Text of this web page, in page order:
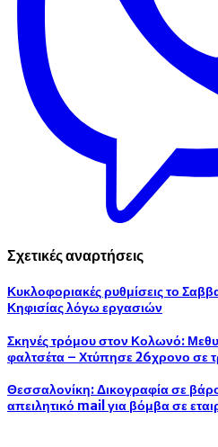
Σχετικές αναρτήσεις
Κυκλοφοριακές ρυθμίσεις το
Κηφισίας λόγω εργασιών
Σκηνές τρόμου στον Κολωνό:
φαλτσέτα – Χτύπησε 26χρονο σε
Θεσσαλονίκη: Δικογραφία σε
απειλητικό mail για βόμβα σε